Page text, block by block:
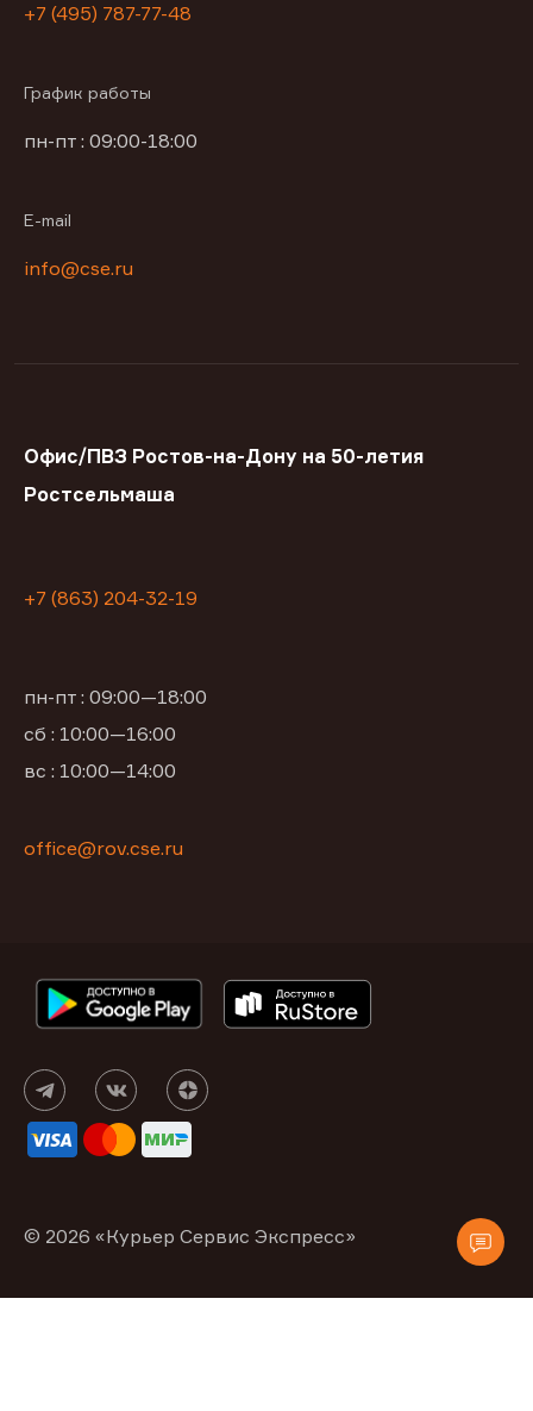
+7 (495) 787-77-48
График работы
пн-пт : 09:00-18:00
E-mail
info@cse.ru
Офис/ПВЗ Ростов-на-Дону на 50-летия
Ростсельмаша
+7 (863) 204-32-19
пн-пт : 09:00—18:00
сб : 10:00—16:00
вс : 10:00—14:00
office@rov.cse.ru
© 2026 «Курьер Сервис Экспресс»